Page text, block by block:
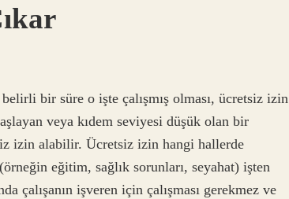
bir süre o işte çalışmış olması, ücretsiz izin
veya kıdem seviyesi düşük olan bir
izin alabilir. Ücretsiz izin hangi hallerde
eğitim, sağlık sorunları, seyahat) işten
çalışanın işveren için çalışması gerekmez ve